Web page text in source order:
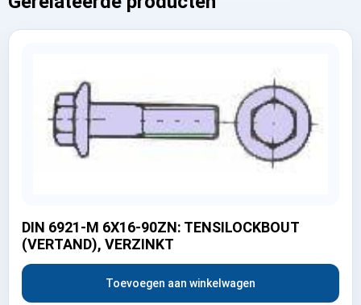
DIN 6921-M 6X16-90ZN: TENSILOCKBOUT
(VERTAND), VERZINKT
Toevoegen aan winkelwagen